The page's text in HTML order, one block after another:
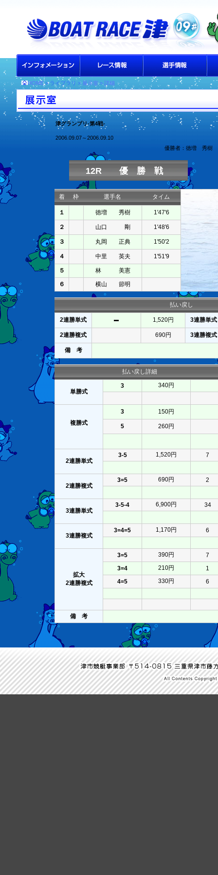
HOME> ライブラリ > 展示室>詳細
津グランプリ-第4戦-
2006.09.07～2006.09.10
優勝者：徳増 秀樹
12R 優 勝 戦
着 枠 選手名 タイム
１ 徳増 秀樹 1'47'6
２ 山口 剛 1'48'6
３ 丸岡 正典 1'50'2
４ 中里 英夫 1'51'9
５
林 美憲
６
横山 節明
払い戻し
2連勝単式 1,520円 3連勝単式
2連勝複式 690円 3連勝複式
備 考
払い戻し詳細
単勝式
3 340円
複勝式
3 150円
5 260円
2連勝単式
3-5 1,520円 7
2連勝複式
3=5 690円 2
3連勝単式
3-5-4 6,900円 34
3連勝複式
3=4=5 1,170円 6
拡大
2連勝複式
3=5 390円
7
3=4
210円
1
4=5
330円 6
備 考